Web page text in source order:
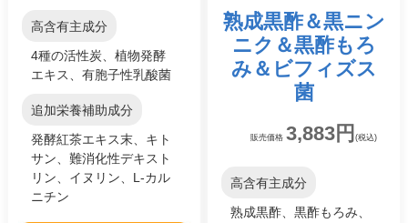
高含有主成分
4種の活性炭、植物発酵
エキス、有胞子性乳酸菌
追加栄養補助成分
発酵紅茶エキス末、キト
サン、難消化性デキスト
リン、イヌリン、L-カル
ニチン
熟成黒酢＆黒ニン
ニク＆黒酢もろ
み＆ビフィズス
菌
販売価格3,883円(税込)
高含有主成分
熟成黒酢、黒酢もろみ、